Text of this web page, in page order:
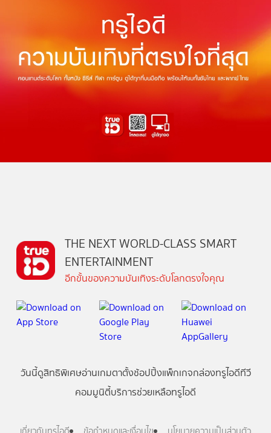
THE NEXT WORLD-CLASS SMART
ENTERTAINMENT
อีกขั้นของความบันเทิงระดับโลกตรงใจคุณ
วันนี้ดูสิทธิพิเศษอ่านเกมตาตั้งช้อปปิ้งแพ็กเกจกล่องทรูไอดีทีวี
คอมมูนิตี้บริการช่วยเหลือทรูไอดี